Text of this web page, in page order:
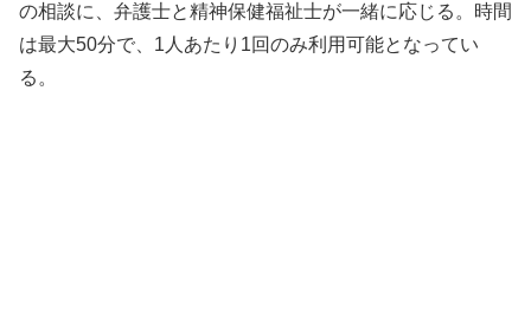
の相談に、弁護士と精神保健福祉士が一緒に応じる。時間
は最大50分で、1人あたり1回のみ利用可能となってい
る。